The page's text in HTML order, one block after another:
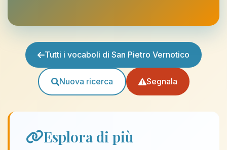
Tutti i vocaboli di San Pietro Vernotico
Nuova ricerca Segnala
Esplora di più